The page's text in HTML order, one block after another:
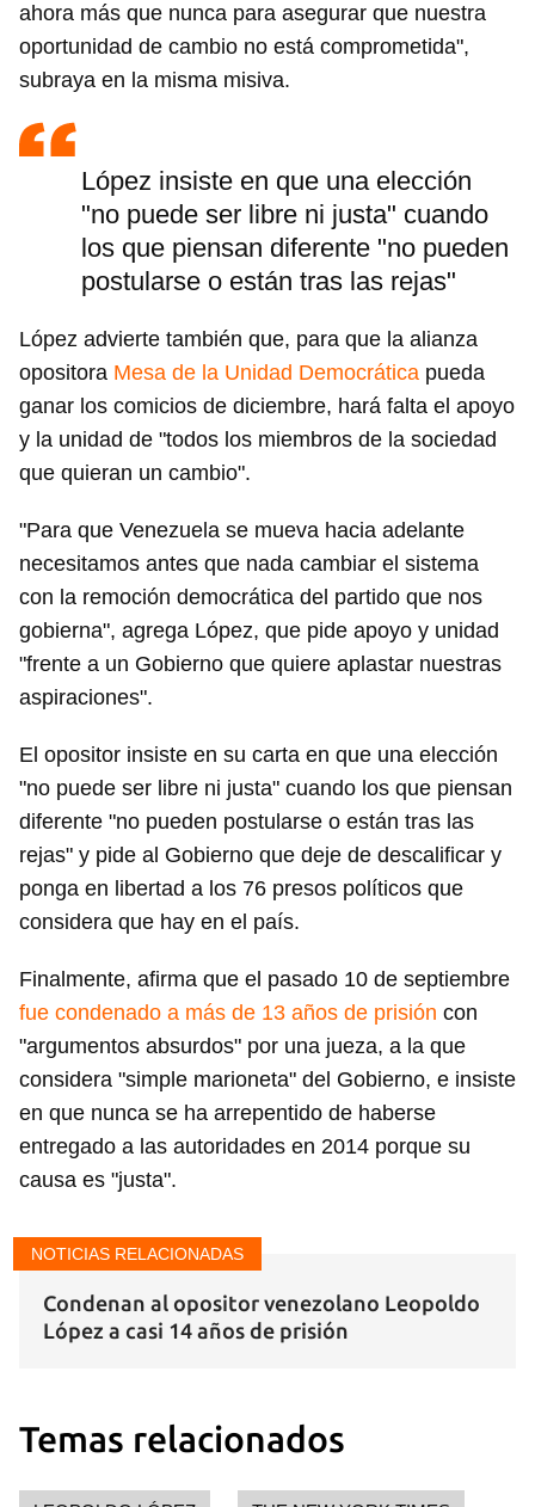
ahora más que nunca para asegurar que nuestra
oportunidad de cambio no está comprometida",
subraya en la misma misiva.
López insiste en que una elección
"no puede ser libre ni justa" cuando
los que piensan diferente "no pueden
postularse o están tras las rejas"
López advierte también que, para que la alianza
opositora Mesa de la Unidad Democrática pueda
ganar los comicios de diciembre, hará falta el apoyo
y la unidad de "todos los miembros de la sociedad
que quieran un cambio".
"Para que Venezuela se mueva hacia adelante
necesitamos antes que nada cambiar el sistema
con la remoción democrática del partido que nos
gobierna", agrega López, que pide apoyo y unidad
"frente a un Gobierno que quiere aplastar nuestras
aspiraciones".
El opositor insiste en su carta en que una elección
"no puede ser libre ni justa" cuando los que piensan
diferente "no pueden postularse o están tras las
rejas" y pide al Gobierno que deje de descalificar y
ponga en libertad a los 76 presos políticos que
considera que hay en el país.
Finalmente, afirma que el pasado 10 de septiembre
fue condenado a más de 13 años de prisión con
"argumentos absurdos" por una jueza, a la que
considera "simple marioneta" del Gobierno, e insiste
en que nunca se ha arrepentido de haberse
entregado a las autoridades en 2014 porque su
causa es "justa".
NOTICIAS RELACIONADAS
Condenan al opositor venezolano Leopoldo
López a casi 14 años de prisión
Temas relacionados